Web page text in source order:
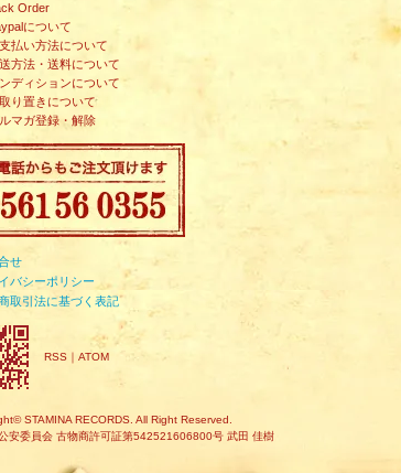
Order
について
払い方法について
方法・送料について
ディションについて
り置きについて
ルマガ登録・解除
せ
バシーポリシー
取引法に基づく表記
RSS ｜ ATOM
STAMINA RECORDS. All Right Reserved.
安委員会 古物商許可証第542521606800号 武田 佳樹